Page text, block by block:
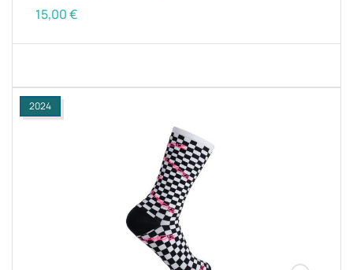
15,00€
2024